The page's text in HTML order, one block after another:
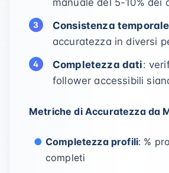
manuale del 5-10% dei
Consistenza temporale
accuratezza in diversi
Completezza dati:
follower accessibili
Metriche di Accuratezza da
Completezza profili: %
completi